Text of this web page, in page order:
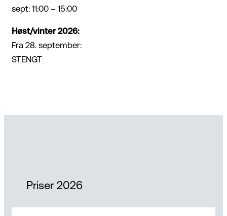
sept: 11:00 – 15:00
Høst/vinter 2026:
Fra 28. september:
STENGT
Priser 2026